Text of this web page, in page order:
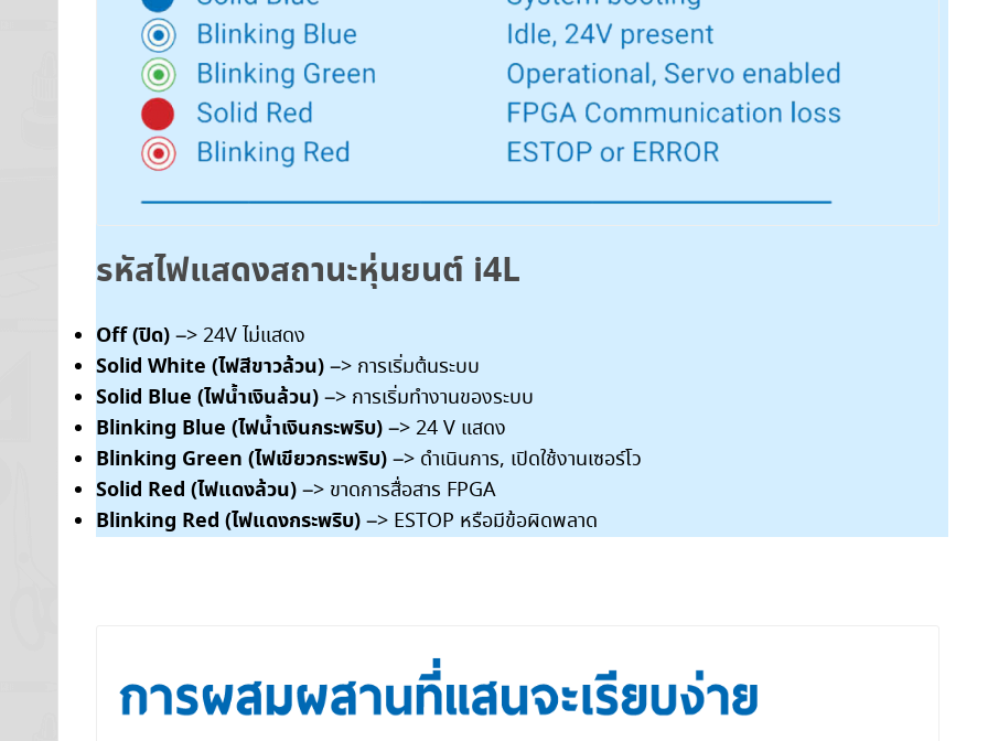
รหัสไฟแสดงสถานะหุ่นยนต์ i4L
Off (ปิด)–> 24V ไม่แสดง
Solid White (ไฟสีขาวล้วน)–> การเริ่มต้นระบบ
Solid Blue (ไฟน้ำเงินล้วน)–> การเริ่มทำงานของระบบ
Blinking Blue (ไฟน้ำเงินกระพริบ)–> 24 V แสดง
Blinking Green (ไฟเขียวกระพริบ)–> ดำเนินการ, เปิดใช้งานเซอร์โว
Solid Red (ไฟแดงล้วน)–> ขาดการสื่อสาร FPGA
Blinking Red (ไฟแดงกระพริบ)–> ESTOP หรือมีข้อผิดพลาด